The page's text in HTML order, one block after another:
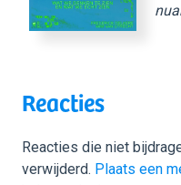
Reacties
Reacties die niet
verwijderd. Plaats een